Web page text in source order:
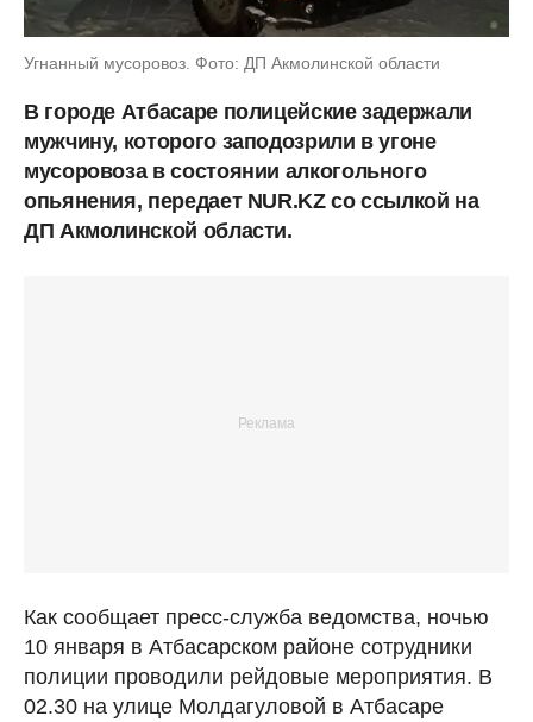
Угнанный мусоровоз. Фото: ДП Акмолинской области
В городе Атбасаре полицейские задержали
мужчину, которого заподозрили в угоне
мусоровоза в состоянии алкогольного
опьянения, передает NUR.KZ со ссылкой на
ДП Акмолинской области.
Как сообщает пресс-служба ведомства, ночью
10 января в Атбасарском районе сотрудники
полиции проводили рейдовые мероприятия. В
02.30 на улице Молдагуловой в Атбасаре